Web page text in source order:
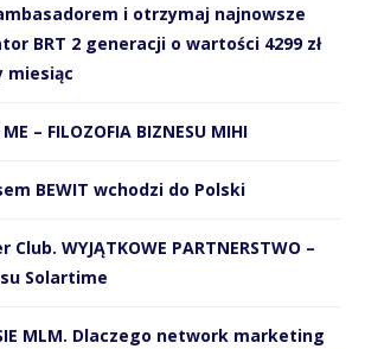
i otrzymaj najnowsze
BRT 2 generacji o wartości 4299 zł
miesiąc
ME – FILOZOFIA BIZNESU MIHI
BEWIT wchodzi do Polski
WYJĄTKOWE PARTNERSTWO –
Solartime
MLM. Dlaczego network marketing